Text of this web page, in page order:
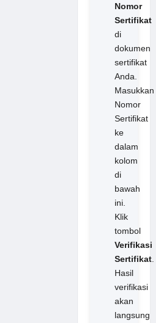
Nomor
Sertifikat
di
dokumen
sertifikat
Anda.
Masukkan
Nomor
Sertifikat
ke
dalam
kolom
di
bawah
ini.
Klik
tombol
Verifikasi
Sertifikat.
Hasil
verifikasi
akan
langsung